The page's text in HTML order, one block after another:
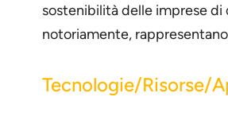
sostenibilità delle imprese
notoriamente,
Tecnologie/Risorse/